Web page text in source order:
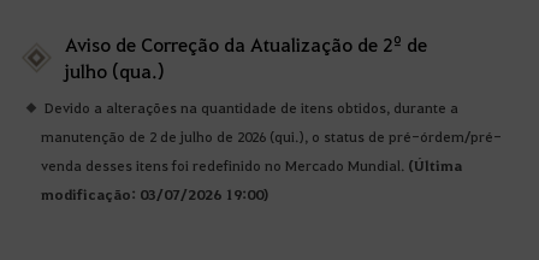
Aviso de Correção da Atualização de 2º de
julho (qua.)
Devido a alterações na quantidade de itens obtidos, durante a
manutenção de 2 de julho de 2026 (qui.), o status de pré-órdem/pré-
venda desses itens foi redefinido no Mercado Mundial. (Última
modificação: 03/07/2026 19:00)